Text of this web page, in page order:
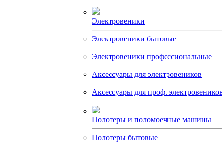
Электровеники
Электровеники бытовые
Электровеники профессиональные
Аксессуары для электровеников
Аксессуары для проф.
Полотеры и поломоечные машины
Полотеры бытовые